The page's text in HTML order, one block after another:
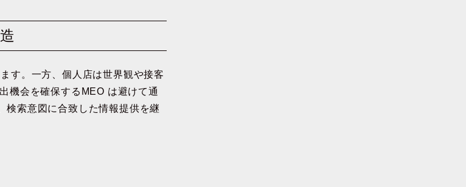
す。一方、個人店は世界観や接客
機会を確保するMEO は避けて通
検索意図に合致した情報提供を継